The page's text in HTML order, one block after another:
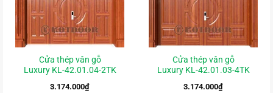
Cửa thép vân gỗ
Luxury KL-42.01.04-2TK
3.174.000₫
Cửa thép vân gỗ
Luxury KL-42.01.03-4TK
3.174.000₫